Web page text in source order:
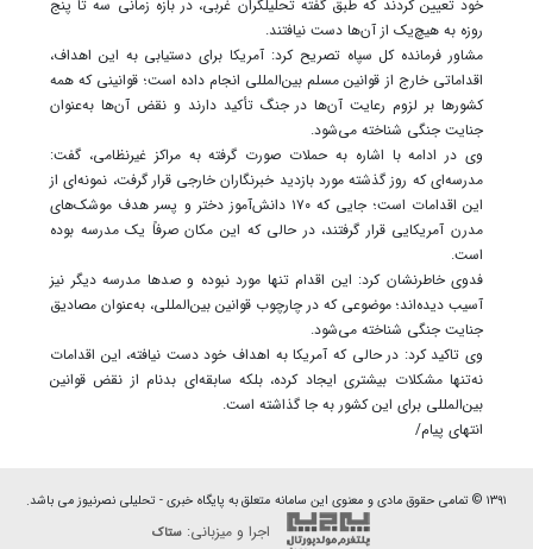
خود تعیین کردند که طبق گفته تحلیلگران غربی، در بازه زمانی سه تا پنج
روزه به هیچ‌یک از آن‌ها دست نیافتند.
مشاور فرمانده کل سپاه تصریح کرد: آمریکا برای دستیابی به این اهداف،
اقداماتی خارج از قوانین مسلم بین‌المللی انجام داده است؛ قوانینی که همه
کشورها بر لزوم رعایت آن‌ها در جنگ تأکید دارند و نقض آن‌ها به‌عنوان
جنایت جنگی شناخته می‌شود.
وی در ادامه با اشاره به حملات صورت‌ گرفته به مراکز غیرنظامی، گفت:
مدرسه‌ای که روز گذشته مورد بازدید خبرنگاران خارجی قرار گرفت، نمونه‌ای از
این اقدامات است؛ جایی که ۱۷۰ دانش‌آموز دختر و پسر هدف موشک‌های
مدرن آمریکایی قرار گرفتند، در حالی که این مکان صرفاً یک مدرسه بوده
است.
فدوی خاطرنشان کرد: این اقدام تنها مورد نبوده و صدها مدرسه دیگر نیز
آسیب دیده‌اند؛ موضوعی که در چارچوب قوانین بین‌المللی، به‌عنوان مصادیق
جنایت جنگی شناخته می‌شود.
وی تاکید کرد: در حالی که آمریکا به اهداف خود دست نیافته، این اقدامات
نه‌تنها مشکلات بیشتری ایجاد کرده، بلکه سابقه‌ای بدنام از نقض قوانین
بین‌المللی برای این کشور به جا گذاشته است.
انتهای پیام/
۱۳۹۱ © تمامی حقوق مادی و معنوی این سامانه متعلق به پایگاه خبری - تحلیلی نصرنیوز می باشد.
اجرا و میزبانی:ستاک